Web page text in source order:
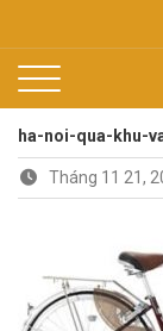
Xe đạp
ha-noi-qua-khu-
Tháng 11 21,